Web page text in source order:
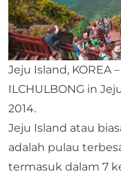
Jeju Island, KOREA
ILCHULBONG in
2014.
Jeju Island atau
adalah pulau
termasuk dalam 7